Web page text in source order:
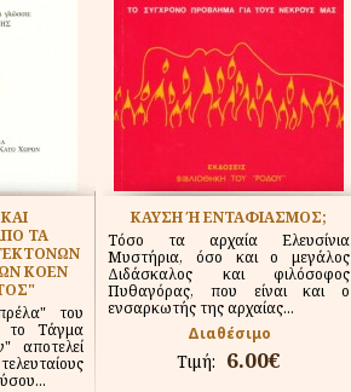
ΤΑ
ΚΟΕΝ
του
το Τάγμα
αποτελεί
ΚΑΥΣΗ Ή ΕΝΤΑΦΙΑΣΜΟΣ;
Τόσο τα αρχαία Ελευσίνια
Μυστήρια, όσο και ο μεγάλος
Διδάσκαλος και φιλόσοφος
Πυθαγόρας, που είναι και ο
ενσαρκωτής της αρχαίας...
Διαθέσιμο
Τιμή: 6.00€